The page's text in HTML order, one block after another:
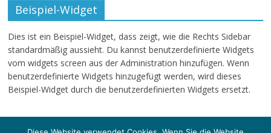
Beispiel-Widget
Dies ist ein Beispiel-Widget, dass zeigt, wie die Rechts Sidebar
standardmäßig aussieht. Du kannst benutzerdefinierte Widgets
vom widgets screen aus der Administration hinzufügen. Wenn
benutzerdefinierte Widgets hinzugefügt werden, wird dieses
Beispiel-Widget durch die benutzerdefinierten Widgets ersetzt.